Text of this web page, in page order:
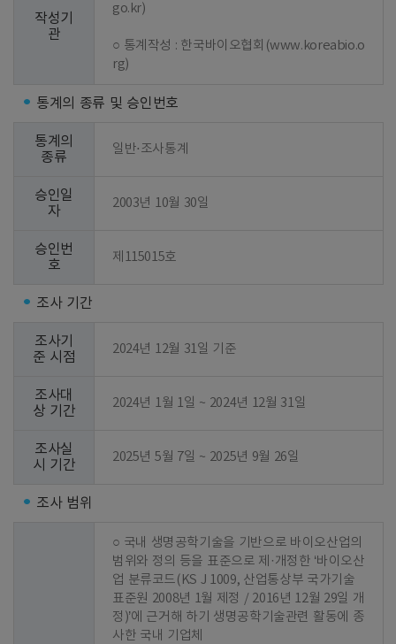
작성기
관
go.kr)
○ 통계작성 : 한국바이오협회(www.koreabio.o
rg)
통계의 종류 및 승인번호
통계의
종류
일반⋅조사통계
승인일
자
2003년 10월 30일
승인번
호
제115015호
조사 기간
조사기
준 시점
2024년 12월 31일 기준
조사대
상 기간
2024년 1월 1일 ~ 2024년 12월 31일
조사실
시 기간
2025년 5월 7일 ~ 2025년 9월 26일
조사 범위
○ 국내 생명공학기술을 기반으로 바이오산업의
범위와 정의 등을 표준으로 제·개정한 ‘바이오산
업 분류코드(KS J 1009, 산업통상부 국가기술
표준원 2008년 1월 제정 / 2016년 12월 29일 개
정)’에 근거해 하기 생명공학기술관련 활동에 종
사한 국내 기업체